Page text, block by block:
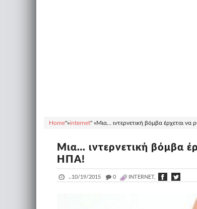
Home"»internet" »Μια… ιντερνετική βόμβα έρχεται να
Μια… ιντερνετική βόμβα
HΠA!
..10/19/2015 _ 0 INTERNET,